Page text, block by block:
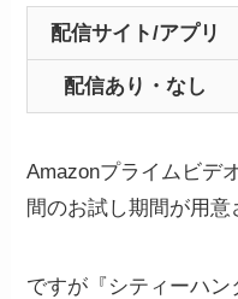
配信サイト/アプリ
配信あり・なし
Amazonプライムビデ
間のお試し期間が用意
ですが『シティーハン